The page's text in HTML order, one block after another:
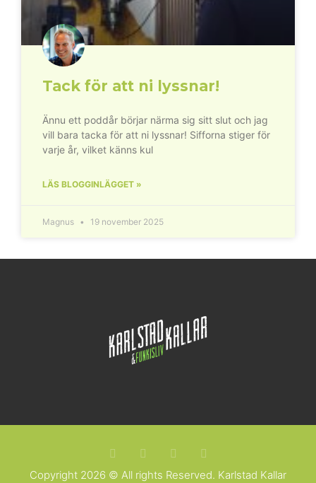
Tack för att ni lyssnar!
Ännu ett poddår börjar närma sig sitt slut och jag
vill bara tacka för att ni lyssnar! Sifforna stiger för
varje år, vilket känns kul
LÄS BLOGGINLÄGGET »
Magnus 19 november 2025
Copyright 2026 © All rights Reserved. Karlstad Kallar